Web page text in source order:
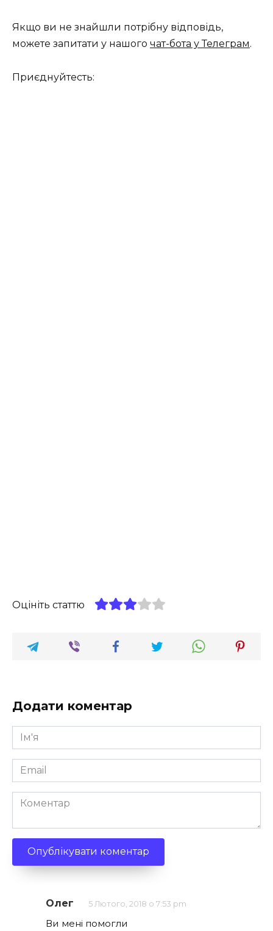
Якщо ви не знайшли потрібну відповідь,
можете запитати у нашого чат-бота у Телеграм.
Приєднуйтесть:
Оцініть статтю
Додати коментар
Ім'я
*
Email
*
Коментар
Олег 5 Лютого, 2018 о 7:53 pm
Ви мені помогли